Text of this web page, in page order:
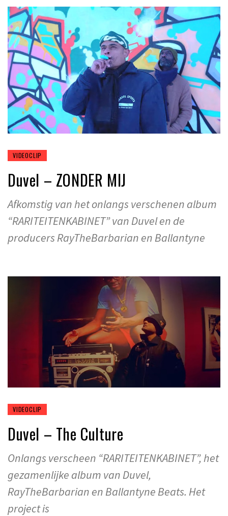
VIDEOCLIP
Duvel – ZONDER MIJ
Afkomstig van het onlangs verschenen album
“RARITEITENKABINET” van Duvel en de
producers RayTheBarbarian en Ballantyne
VIDEOCLIP
Duvel – The Culture
Onlangs verscheen “RARITEITENKABINET”, het
gezamenlijke album van Duvel,
RayTheBarbarian en Ballantyne Beats. Het
project is